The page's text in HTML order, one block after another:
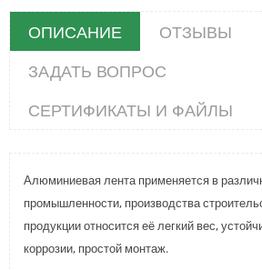
ОПИСАНИЕ
ОТЗЫВЫ
ЗАДАТЬ ВОПРОС
СЕРТИФИКАТЫ И ФАЙЛЫ
Алюминиевая лента применяется в
промышленности, производства
продукции относится её легкий вес,
коррозии, простой монтаж.